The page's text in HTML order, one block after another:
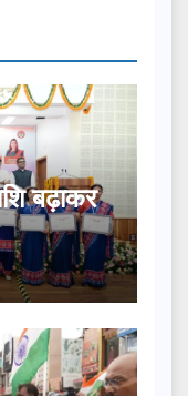
बढ़ाकर